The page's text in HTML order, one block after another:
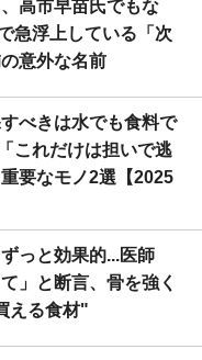
高市早苗氏でもな
急浮上している「次
意外な名前
べきは水でも食料で
これだけは担いで逃
要なモノ2選【2025
っと効果的...医師
」と断言、骨を強く
える食材"